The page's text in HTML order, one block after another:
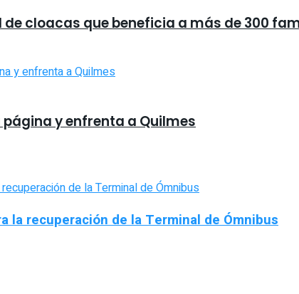
cloacas que beneficia a más de 300
página y enfrenta a Quilmes
la recuperación de la Terminal de Ómnibus